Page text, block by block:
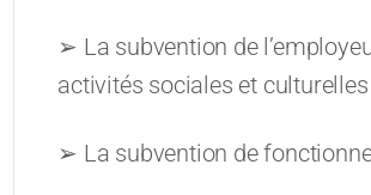
➢ La subvention de
activités sociales et culturelles
➢ La subvention de